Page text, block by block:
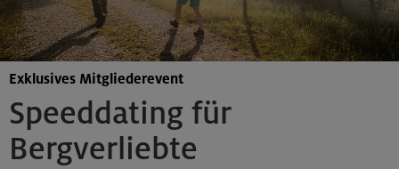
Speeddating für
Bergverliebte
Exklusives Mitgliederevent